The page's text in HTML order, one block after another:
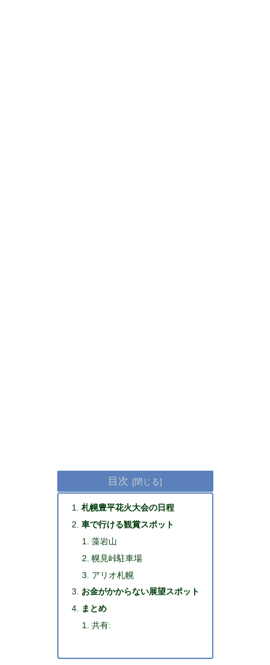
目次
札幌豊平花火大会の日程
車で行ける観賞スポット
藻岩山
幌見峠駐車場
アリオ札幌
お金がかからない展望スポット
まとめ
共有: